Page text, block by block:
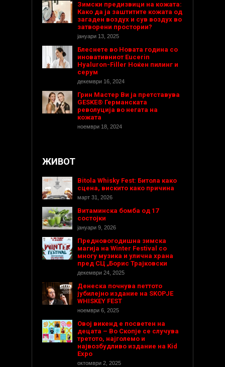
Зимски предизвици на кожата:
Како да ја заштитите кожата од
загаден воздух и сув воздух во
затворени простории?
јануари 13, 2025
Блеснете во Новата година со
иновативниот Eucerin
Hyaluron-Filler Ноќен пилинг и
серум
декември 16, 2024
Грин Мастер Ви ја претставува
GESKE® Германската
револуција во негата на
кожата
ноември 18, 2024
ЖИВОТ
Bitola Whisky Fest: Битола како
сцена, вискито како причина
март 31, 2026
Витаминска бомба од 17
состојки
јануари 9, 2026
Предновогодишнa зимска
магија на Winter Festival со
многу музика и улична храна
пред СЦ „Борис Трајковски
декември 24, 2025
Денеска почнува петтото
јубилејно издание на SKOPJE
WHISKEY FEST
ноември 6, 2025
Овој викенд е посветен на
децата – Во Скопје се случува
третото, најголемо и
највозбудливо издание на Kid
Expo
октомври 2, 2025